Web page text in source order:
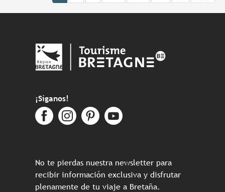
¡Síganos!
No te pierdas nuestra newsletter para
recibir información exclusiva y disfrutar
plenamente de tu viaje a Bretaña.